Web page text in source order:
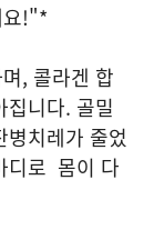
요!"*
, 콜라겐 합
집니다. 골밀
치레가 줄었
디로 몸이 다